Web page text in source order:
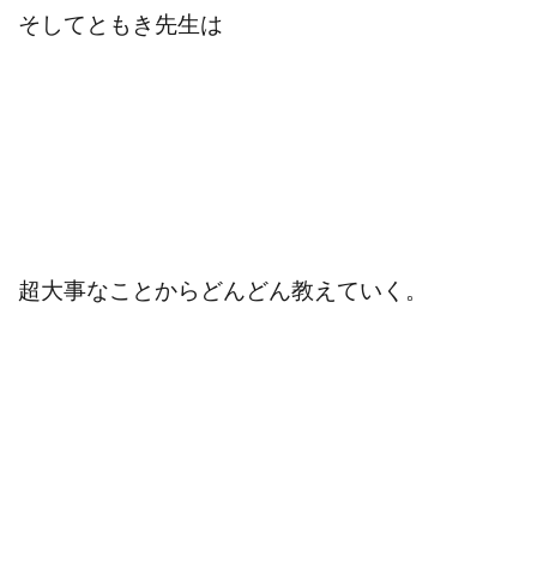
そしてともき先生は
超大事なことからどんどん教えていく。